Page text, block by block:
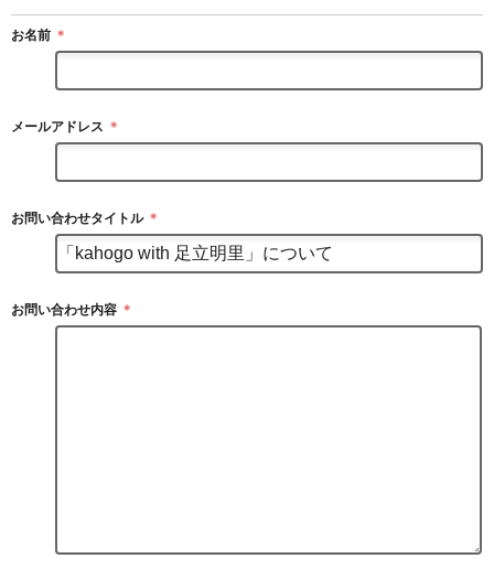
お名前 ＊
メールアドレス ＊
お問い合わせタイトル ＊
お問い合わせ内容 ＊